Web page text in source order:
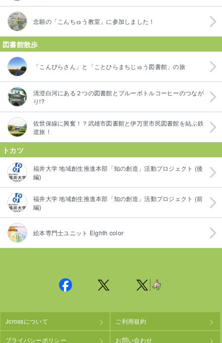
念願の「こんちゅう教室」に参加しました！
図書館散歩
「こんぴらさん」と「ことひらまちじゅう図書館」の旅
清澄白河にある２つの図書館とブルーボトルコーヒーのつなが
り!?
佐世保線に興奮！？武雄市図書館と伊万里市民図書館を結ぶ鉄
道旅！
トカツ
福井大学 地域創生推進本部「知の創造」活動プロジェクト (後
編)
福井大学 地域創生推進本部「知の創造」活動プロジェクト (前
編)
絵本専門士ユニット Eighth color
Jcrossについて ご利用規約
プライバシーポリシー お問い合わせ